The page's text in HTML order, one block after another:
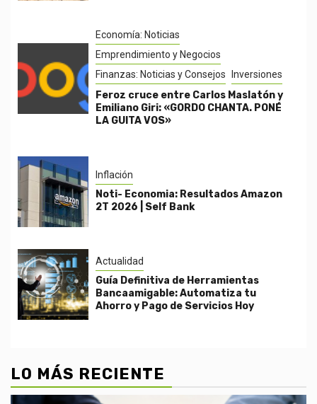
Economía: Noticias
Emprendimiento y Negocios
Finanzas: Noticias y Consejos
Inversiones
Feroz cruce entre Carlos Maslatón y
Emiliano Giri: «GORDO CHANTA. PONÉ
LA GUITA VOS»
Inflación
Noti- Economia: Resultados Amazon
2T 2026 | Self Bank
Actualidad
Guía Definitiva de Herramientas
Bancaamigable: Automatiza tu
Ahorro y Pago de Servicios Hoy
LO MÁS RECIENTE